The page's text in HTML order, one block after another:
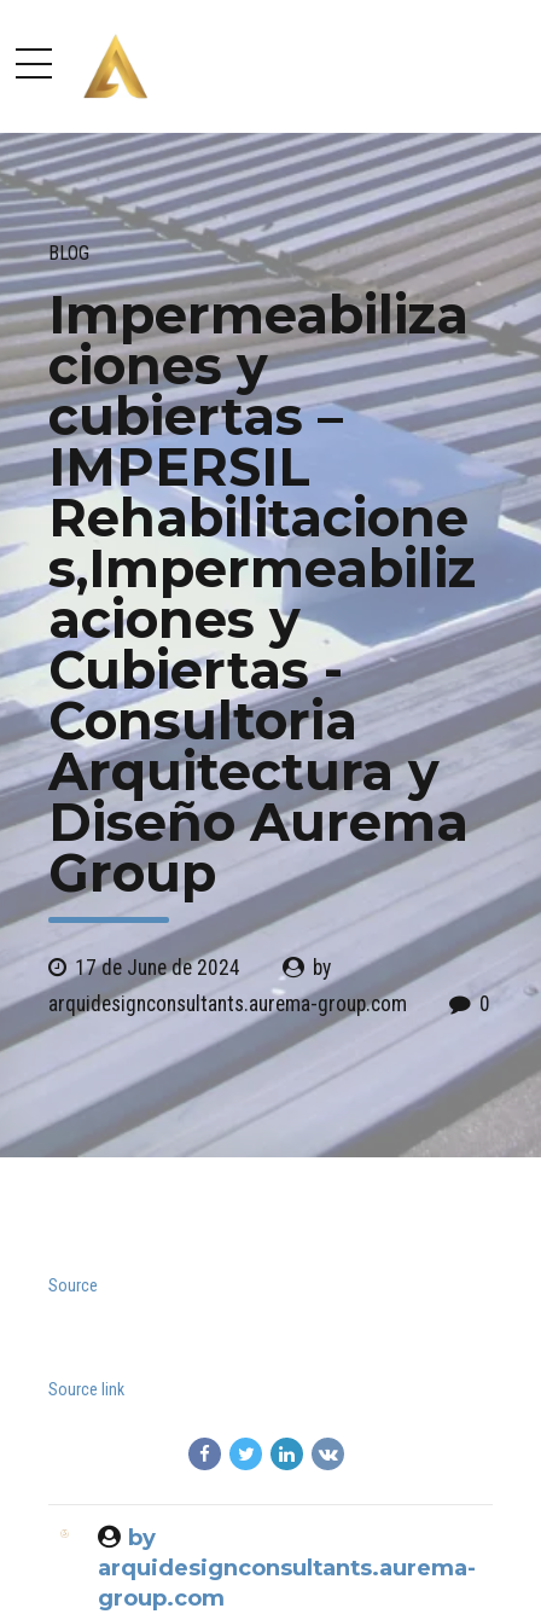
BLOG
Impermeabiliza
ciones y
cubiertas –
IMPERSIL
Rehabilitacione
s,Impermeabiliz
aciones y
Cubiertas -
Consultoria
Arquitectura y
Diseño Aurema
Group
17 de June de 2024
by
arquidesignconsultants.aurema-group.com
0
Source
Source link
by
arquidesignconsultants.aurema-
group.com